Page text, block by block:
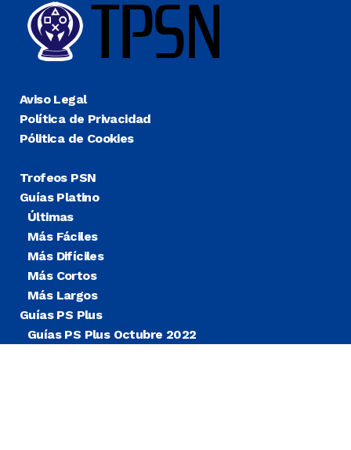
Aviso Legal
Política de Privacidad
Pólitica de Cookies
Trofeos PSN
Guías Platino
Últimas
Más Fáciles
Más Difíciles
Más Cortos
Más Largos
Guías PS Plus
Guías PS Plus Octubre 2022